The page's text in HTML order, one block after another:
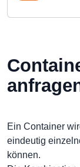
Ein Container
eindeutig
können.